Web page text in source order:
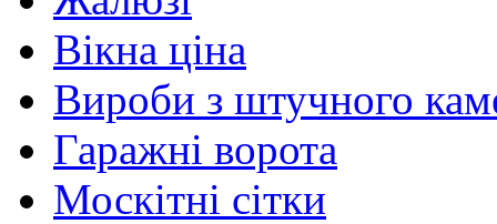
Вікна ціна
Вироби з штучного
Гаражні ворота
Москітні сітки